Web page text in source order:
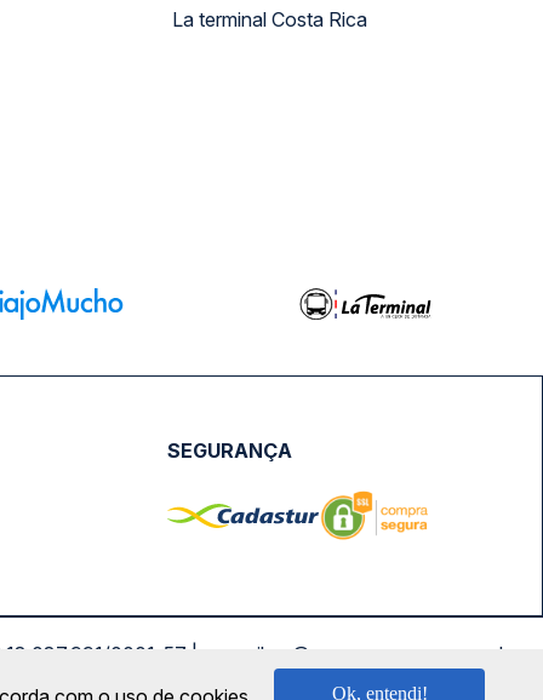
La terminal Costa Rica
SEGURANÇA
0001-57 | saconibus@queropassagem.com.br
Ok, entendi!